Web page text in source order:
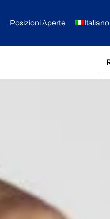
Posizioni Aperte Italiano